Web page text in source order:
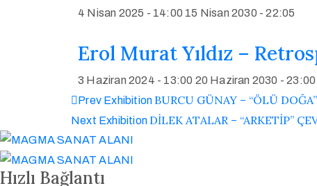
4 Nisan 2025 - 14:00 15 Nisan 2030 - 22:05
Erol Murat Yıldız –
3 Haziran 2024 - 13:00 20 Haziran 2030 - 23:00
Prev Exhibition BURCU GÜNAY – “ÖLÜ
Next Exhibition DİLEK ATALAR – “ARKETİP”
Hızlı Bağlantı